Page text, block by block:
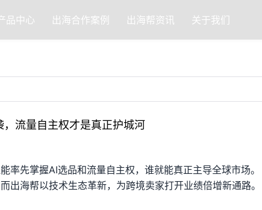
品中心 出海合作案例 出海帮资讯 关于我们
，流量自主权才是真正护城河
率先掌握AI选品和流量自主权，谁就能真正主导全球市场。
出海帮以技术生态革新，为跨境卖家打开业绩倍增新通路。